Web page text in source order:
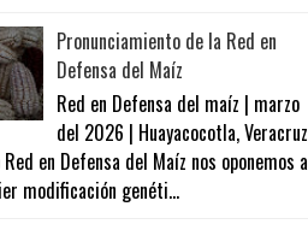
Pronunciamiento de la Red en
Defensa del Maíz
Red en Defensa del maíz | marzo
del 2026 | Huayacocotla, Veracruz
Red en Defensa del Maíz nos oponemos a
modificación genéti...